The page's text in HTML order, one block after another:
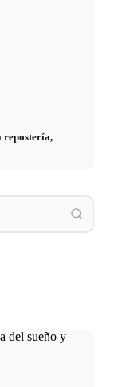
repostería,